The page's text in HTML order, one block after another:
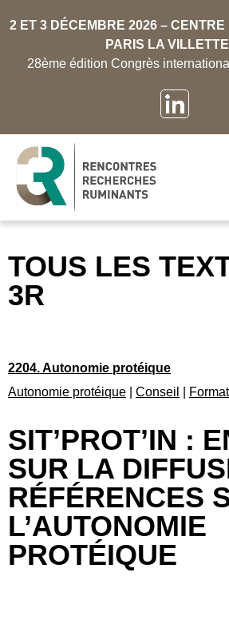
2 ET 3 DÉCEMBRE 2026 – CENTRE
PARIS LA VILLETTE
28ème édition Congrès
TOUS LES
3R
2204. Autonomie protéique
Autonomie protéique
Conseil
SIT’PROT’IN :
SUR LA
RÉFÉRENCES
L’AUTONOMIE
PROTÉIQUE